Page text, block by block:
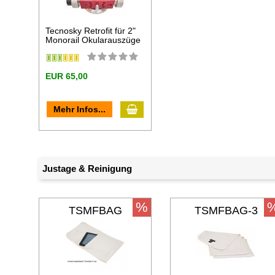
Tecnosky Retrofit für 2"
Monorail Okularauszüge
EUR 65,00
Mehr Infos... In den Warenkorb
Justage & Reinigung
TSMFBAG % TSMFBAG-3